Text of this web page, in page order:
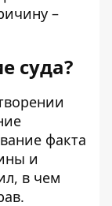
–
суда?
факта
и
в чем